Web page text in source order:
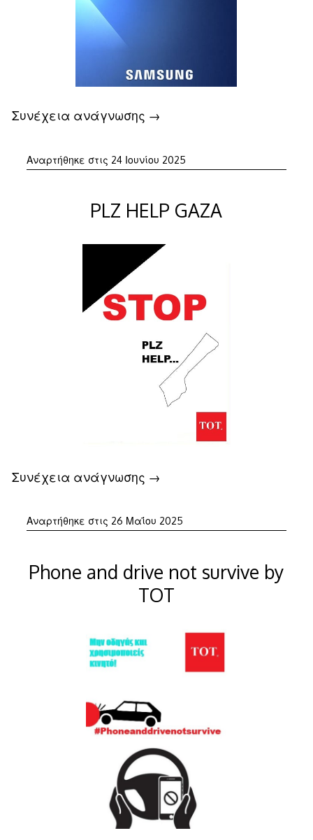
Συνέχεια ανάγνωσης →
Αναρτήθηκε στις 24 Ιουνίου 202524
PLZ HELP GAZA
Συνέχεια ανάγνωσης →
Αναρτήθηκε στις 26 Μαΐου 2025
Phone and drive not survive by
TOT